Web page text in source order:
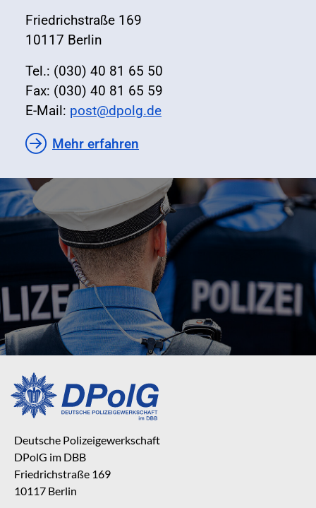
Friedrichstraße 169
10117 Berlin
Tel.: (030) 40 81 65 50
Fax: (030) 40 81 65 59
E-Mail: post@dpolg.de
Mehr erfahren
Deutsche Polizeigewerkschaft
DPolG im DBB
Friedrichstraße 169
10117 Berlin